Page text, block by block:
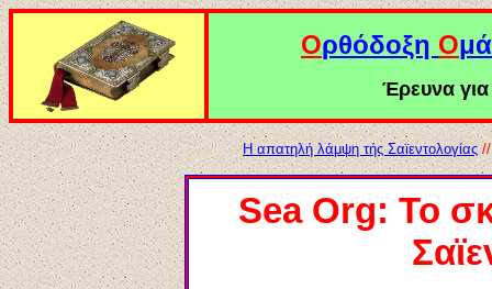
Ορθόδοξη Ο
Έρευνα για
Η απατηλή λάμψη τής Σαϊεντολογίας
Sea Org: Το